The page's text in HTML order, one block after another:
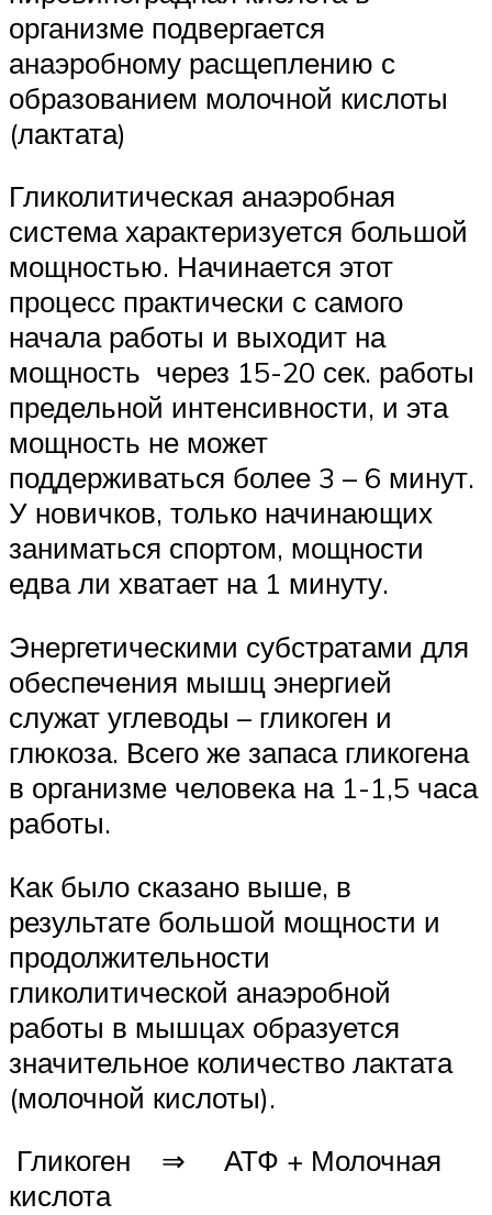
организме подвергается
анаэробному расщеплению с
образованием молочной кислоты
(лактата)
Гликолитическая анаэробная
система характеризуется большой
мощностью. Начинается этот
процесс практически с самого
начала работы и выходит на
мощность через 15-20 сек. работы
предельной интенсивности, и эта
мощность не может
поддерживаться более 3 – 6 минут.
У новичков, только начинающих
заниматься спортом, мощности
едва ли хватает на 1 минуту.
Энергетическими субстратами для
обеспечения мышц энергией
служат углеводы – гликоген и
глюкоза. Всего же запаса гликогена
в организме человека на 1-1,5 часа
работы.
Как было сказано выше, в
результате большой мощности и
продолжительности
гликолитической анаэробной
работы в мышцах образуется
значительное количество лактата
(молочной кислоты).
Гликоген ⇒ АТФ + Молочная
кислота